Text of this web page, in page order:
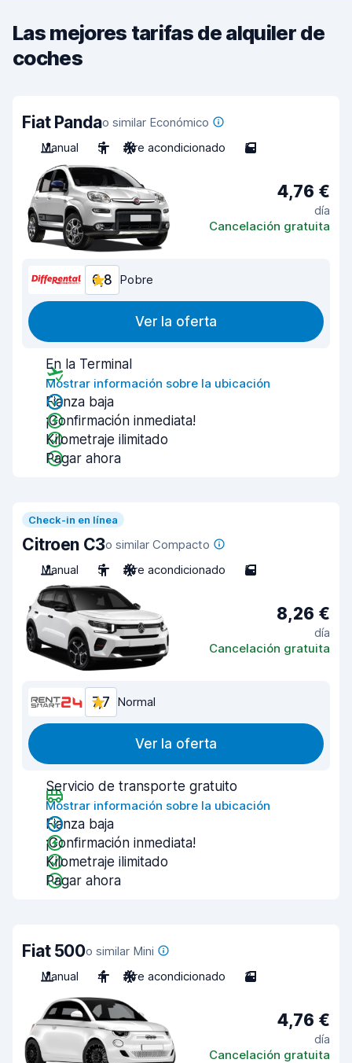
Las mejores tarifas de alquiler de
coches
Fiat Pandao similar Económico
Manual
5 Aire acondicionado 5
4,76 €
día
Cancelación gratuita
6,8 Pobre
Ver la oferta
En la Terminal
Mostrar información sobre la ubicación
Fianza baja
¡Confirmación inmediata!
Kilometraje ilimitado
Pagar ahora
Check-in en línea
Citroen C3o similar Compacto
Manual
5 Aire acondicionado 5
8,26 €
día
Cancelación gratuita
7,7 Normal
Ver la oferta
Servicio de transporte gratuito
Mostrar información sobre la ubicación
Fianza baja
¡Confirmación inmediata!
Kilometraje ilimitado
Pagar ahora
Fiat 500o similar Mini
Manual
4 Aire acondicionado 3
4,76 €
día
Cancelación gratuita